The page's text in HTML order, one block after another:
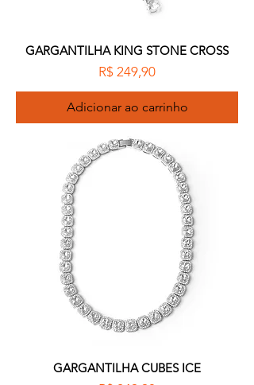
GARGANTILHA KING STONE CROSS
Preço
R$ 249,90
Adicionar ao carrinho
GARGANTILHA CUBES ICE